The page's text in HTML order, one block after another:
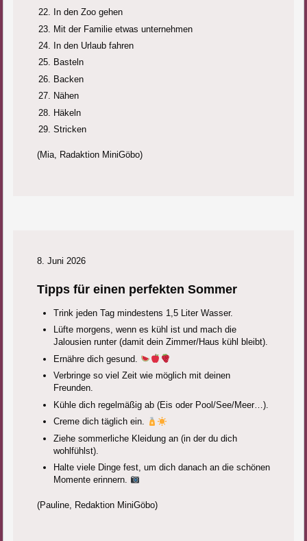
In den Zoo gehen
Mit der Familie etwas unternehmen
In den Urlaub fahren
Basteln
Backen
Nähen
Häkeln
Stricken
(Mia, Radaktion MiniGöbo)
8. Juni 2026
Tipps für einen perfekten Sommer
Trink jeden Tag mindestens 1,5 Liter Wasser.
Lüfte morgens, wenn es kühl ist und mach die
Jalousien runter (damit dein Zimmer/Haus kühl bleibt).
Ernähre dich gesund.
Verbringe so viel Zeit wie möglich mit deinen
Freunden.
Kühle dich regelmäßig ab (Eis oder Pool/See/Meer…).
Creme dich täglich ein.
Ziehe sommerliche Kleidung an (in der du dich
wohlfühlst).
Halte viele Dinge fest, um dich danach an die schönen
Momente erinnern.
(Pauline, Redaktion MiniGöbo)